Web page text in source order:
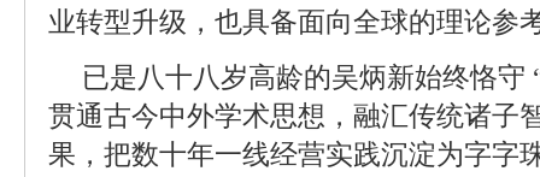
业转型升级，也具备面向全球的理论参
已是八十八岁高龄的吴炳新始终恪守
贯通古今中外学术思想，融汇传统诸子
果，把数十年一线经营实践沉淀为字字